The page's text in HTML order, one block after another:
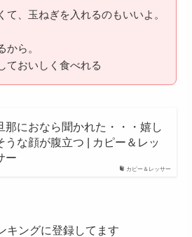
て、玉ねぎを入れるのもいいよ。
から。
ておいしく食べれる
カピー＆レッサー
那におなら聞かれた・・・嬉し
うな顔が腹立つ | カピー＆レッ
ー
キングに登録してます